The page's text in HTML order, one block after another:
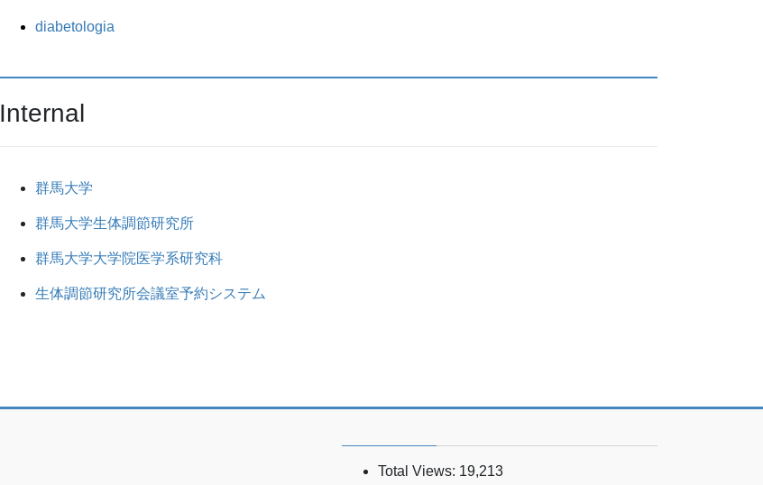
diabetologia
Internal
群馬大学
群馬大学生体調節研究所
群馬大学大学院医学系研究科
生体調節研究所会議室予約システム
Total Views: 19,213